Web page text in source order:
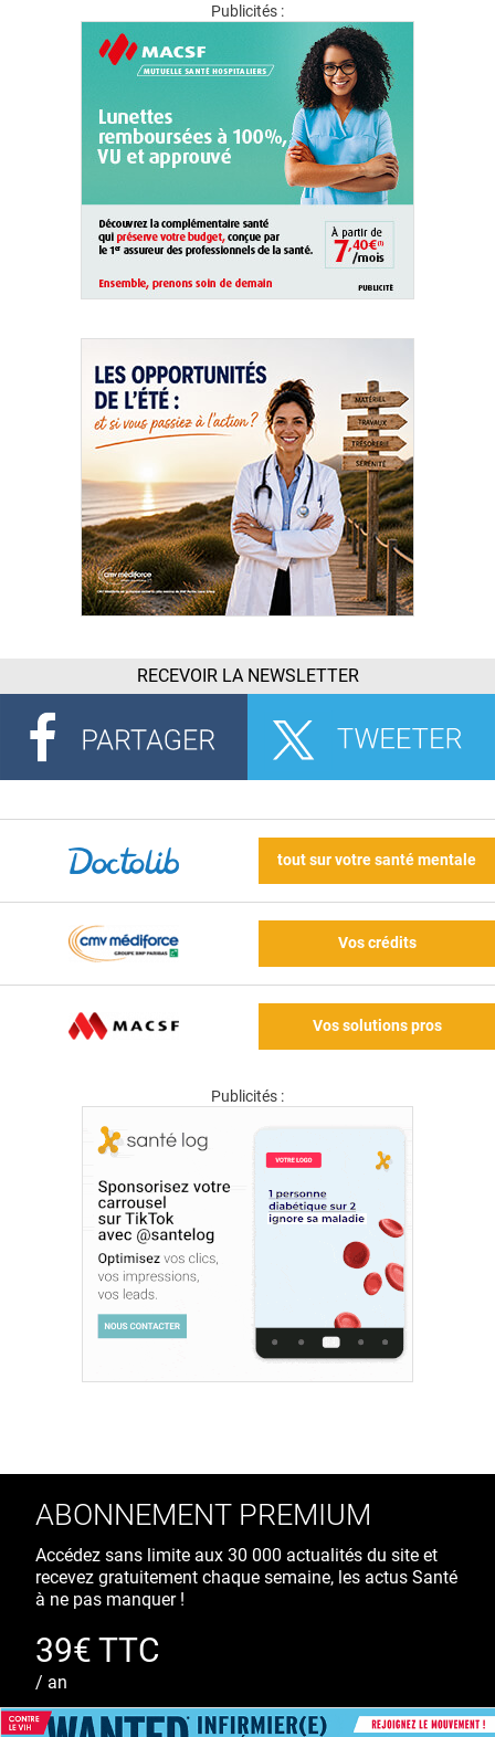
Publicités :
RECEVOIR LA NEWSLETTER
tout sur votre santé mentale
Vos crédits
Vos solutions pros
Publicités :
ABONNEMENT PREMIUM
Accédez sans limite aux 30 000 actualités du site et
recevez gratuitement chaque semaine, les actus Santé
à ne pas manquer !
39€ TTC
/ an